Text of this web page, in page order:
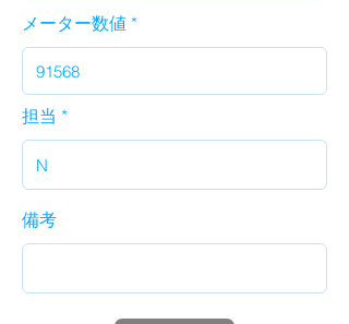
メーター数値
担当
備考